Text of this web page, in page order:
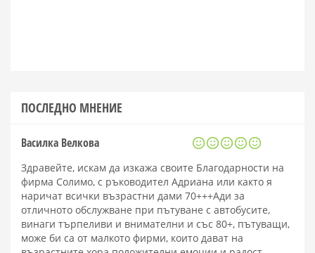
ПОСЛЕДНО МНЕНИЕ
Василка Велкова
Здравейте, искам да изкажа своите Благодарности на
фирма Солимо, с ръководител Адриана или както я
наричат всички възрастни дами 70+++Ади за
отличното обслужване при пътуване с автобусите,
винаги търпеливи и внимателни и със 80+, пътуващи,
може би са от малкото фирми, които дават на